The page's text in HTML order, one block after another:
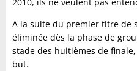
2010, ils ne veulent pas
A la suite du premier titre de
éliminée dès la phase de
stade des huitièmes de
but.